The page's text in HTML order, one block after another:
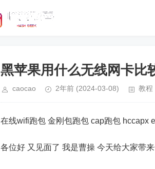
黑苹果用什么无线网卡比
caocao 2年前 (2024-03-08) 教程
在线wifi跑包 金刚包跑包 cap跑包 hccapx
各位好 又见面了 我是曹操 今天给大家带